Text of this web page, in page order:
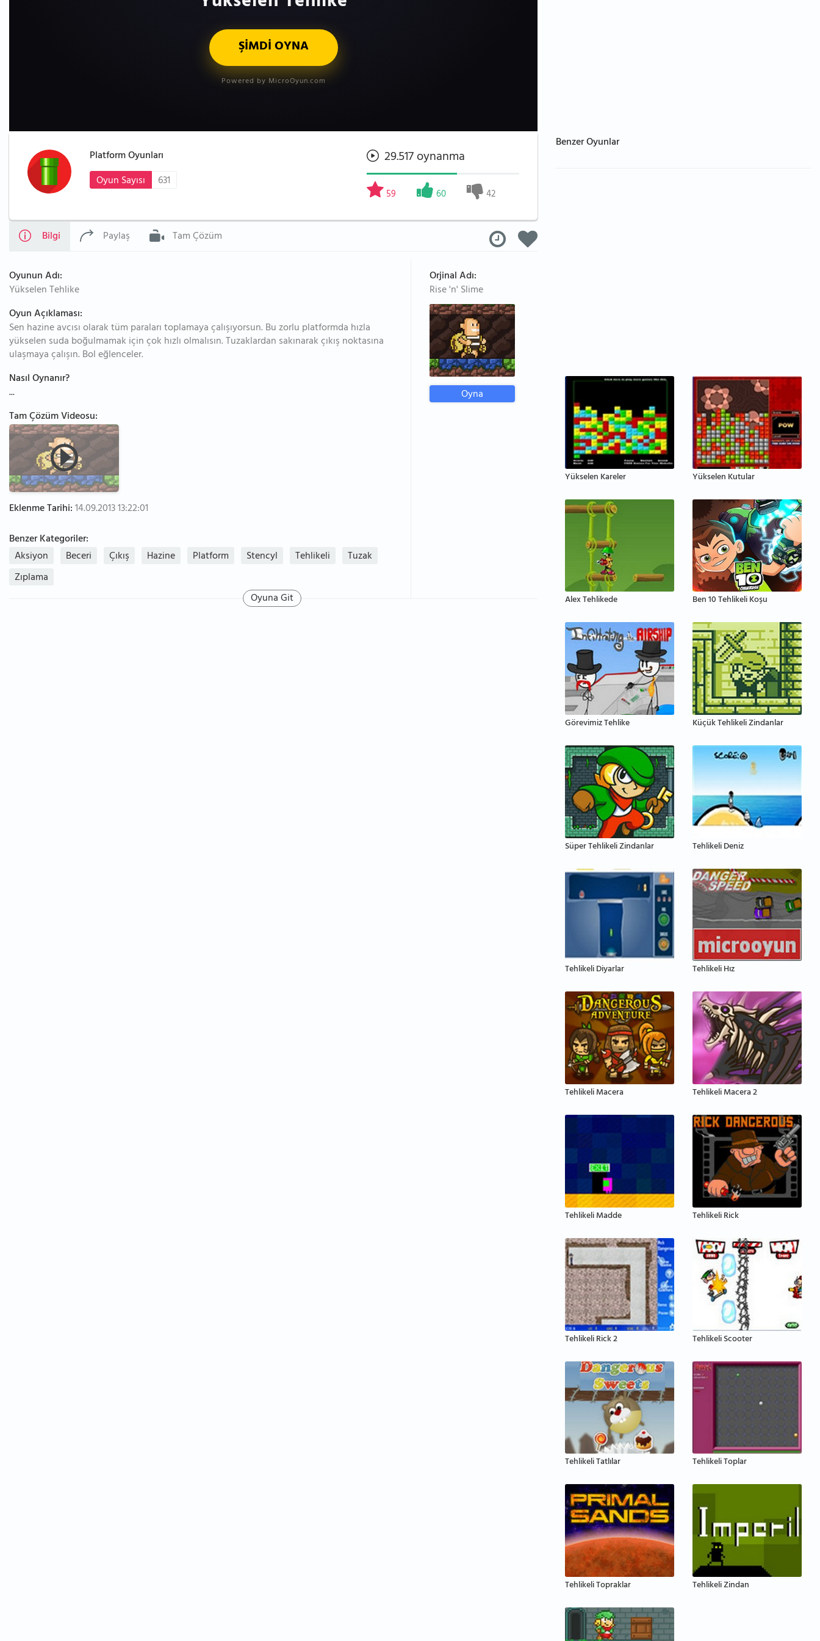
ŞİMDİ OYNA
Powered by MicroOyun.com
Platform Oyunları
Oyun Sayısı
631
29.517 oynanma
59 60 42
Bilgi Paylaş Tam Çözüm
Oyunun Adı:
Yükselen Tehlike
Oyun Açıklaması:
Sen hazine avcısı olarak tüm paraları toplamaya çalışıyorsun. Bu zorlu platformda hızla
yükselen suda boğulmamak için çok hızlı olmalısın. Tuzaklardan sakınarak çıkış noktasına
ulaşmaya çalışın. Bol eğlenceler.
Nasıl Oynanır?
...
Tam Çözüm Videosu:
Eklenme Tarihi:14.09.2013 13:22:01
Benzer Kategoriler:
Aksiyon
Beceri Çıkış Hazine Platform Stencyl Tehlikeli
Tuzak
Zıplama
Orjinal Adı:
Rise 'n' Slime
Oyna
Oyuna Git
Benzer Oyunlar
Yükselen Kareler Yükselen Kutular
Alex Tehlikede Ben 10 Tehlikeli Koşu
Görevimiz Tehlike Küçük Tehlikeli Zindanlar
Süper Tehlikeli Zindanlar Tehlikeli Deniz
Tehlikeli Diyarlar Tehlikeli Hız
Tehlikeli Macera Tehlikeli Macera 2
Tehlikeli Madde Tehlikeli Rick
Tehlikeli Rick 2 Tehlikeli Scooter
Tehlikeli Tatlılar Tehlikeli Toplar
Tehlikeli Topraklar Tehlikeli Zindan